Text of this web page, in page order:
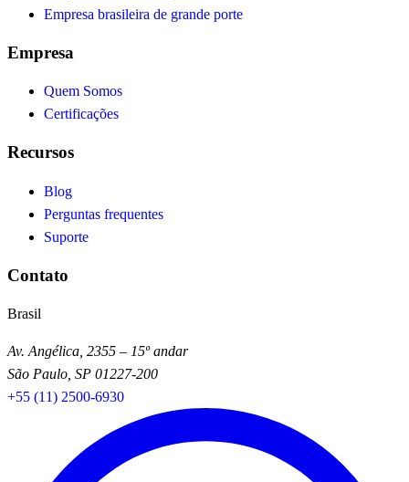
Empresa brasileira de grande porte
Empresa
Quem Somos
Certificações
Recursos
Blog
Perguntas frequentes
Suporte
Contato
Brasil
Av. Angélica, 2355 – 15º andar
São Paulo, SP 01227-200
+55 (11) 2500-6930